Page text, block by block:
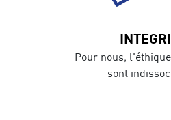
Pour nous,
sont